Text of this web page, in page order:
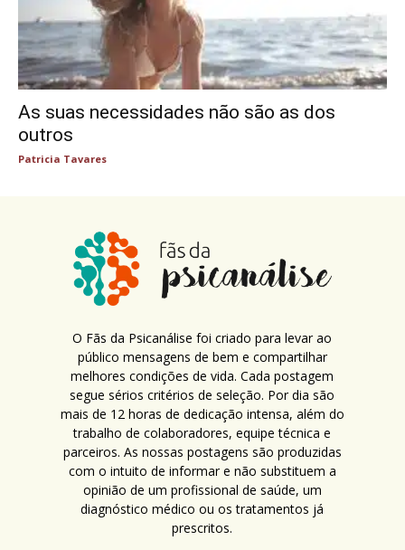
As suas necessidades não são as dos
outros
Patricia Tavares
O Fãs da Psicanálise foi criado para levar ao
público mensagens de bem e compartilhar
melhores condições de vida. Cada postagem
segue sérios critérios de seleção. Por dia são
mais de 12 horas de dedicação intensa, além do
trabalho de colaboradores, equipe técnica e
parceiros. As nossas postagens são produzidas
com o intuito de informar e não substituem a
opinião de um profissional de saúde, um
diagnóstico médico ou os tratamentos já
prescritos.